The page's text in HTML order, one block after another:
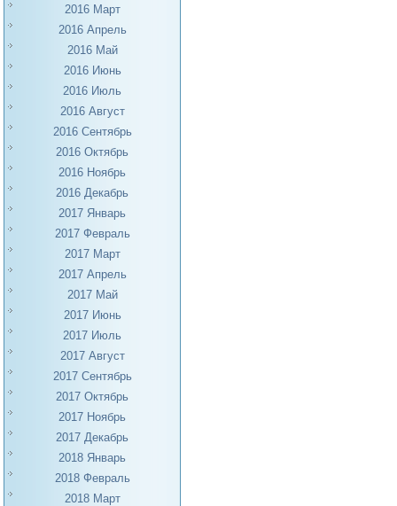
2016 Март
2016 Апрель
2016 Май
2016 Июнь
2016 Июль
2016 Август
2016 Сентябрь
2016 Октябрь
2016 Ноябрь
2016 Декабрь
2017 Январь
2017 Февраль
2017 Март
2017 Апрель
2017 Май
2017 Июнь
2017 Июль
2017 Август
2017 Сентябрь
2017 Октябрь
2017 Ноябрь
2017 Декабрь
2018 Январь
2018 Февраль
2018 Март